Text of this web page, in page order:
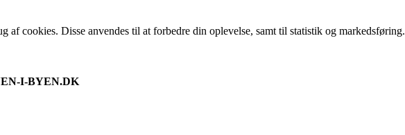
af cookies. Disse anvendes til at forbedre din oplevelse, samt til statistik og markedsføring.
I-BYEN.DK